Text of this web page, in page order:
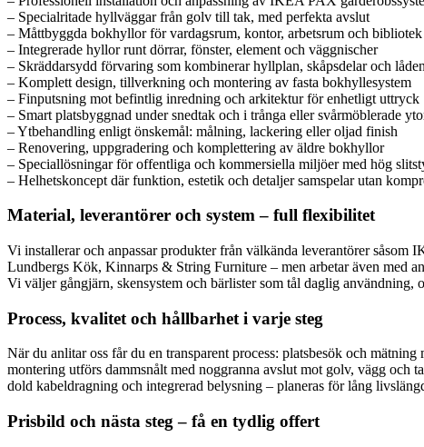
– Specialritade hyllväggar från golv till tak, med perfekta avslut
– Måttbyggda bokhyllor för vardagsrum, kontor, arbetsrum och bibliotek
– Integrerade hyllor runt dörrar, fönster, element och väggnischer
– Skräddarsydd förvaring som kombinerar hyllplan, skåpsdelar och
– Komplett design, tillverkning och montering av fasta bokhyllesystem
– Finputsning mot befintlig inredning och arkitektur för enhetligt uttryck
– Smart platsbyggnad under snedtak och i trånga eller svårmöblerade
– Ytbehandling enligt önskemål: målning, lackering eller oljad finish
– Renovering, uppgradering och komplettering av äldre bokhyllor
– Speciallösningar för offentliga och kommersiella miljöer med hög
– Helhetskoncept där funktion, estetik och detaljer samspelar utan
Material, leverantörer och system – full flexibilitet
Vi installerar och anpassar produkter från välkända leverantörer
Lundbergs Kök, Kinnarps & String Furniture – men arbetar även med
Vi väljer gångjärn, skensystem och bärlister som tål daglig
Process, kvalitet och hållbarhet i varje steg
När du anlitar oss får du en transparent process: platsbesök och
montering utförs dammsnålt med noggranna avslut mot golv, vägg
dold kabeldragning och integrerad belysning – planeras för lång
Prisbild och nästa steg – få en tydlig offert